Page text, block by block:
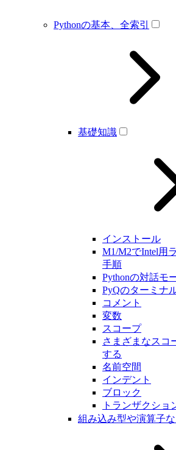
Pythonの基本、全索引
基礎知識
インストール
M1/M2でIntel用
手順
Pythonの対話モ
PyQのターミナ
コメント
変数
スコープ
さまざまなスコ
する
名前空間
インデント
ブロック
トランザクショ
組み込み型や演算子